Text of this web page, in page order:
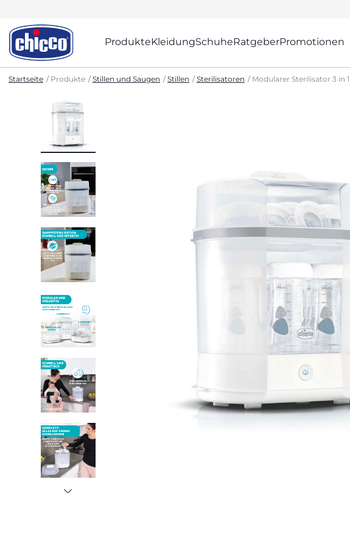
ProdukteKleidungSchuheRatgeberPromotionen
Startseite Produkte Stillen und Saugen Stillen Sterilisatoren Modularer Sterilisator 3 in 1